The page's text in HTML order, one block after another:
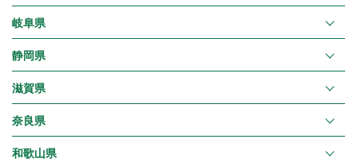
岐阜県
静岡県
滋賀県
奈良県
和歌山県